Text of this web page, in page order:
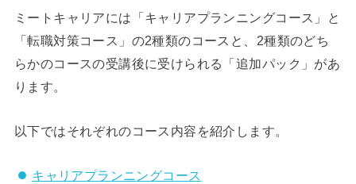
ミートキャリアには「キャリアプランニングコース」と
「転職対策コース」の2種類のコースと、2種類のどち
らかのコースの受講後に受けられる「追加パック」があ
ります。
以下ではそれぞれのコース内容を紹介します。
キャリアプランニングコース